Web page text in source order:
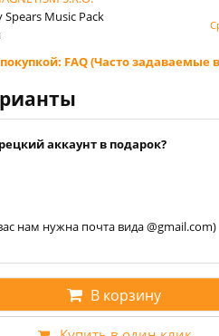
Music Pack
FAQ (Часто задаваемые
аккаунт в подарок?
нам нужна почта вида @gmail.com)
В корзину